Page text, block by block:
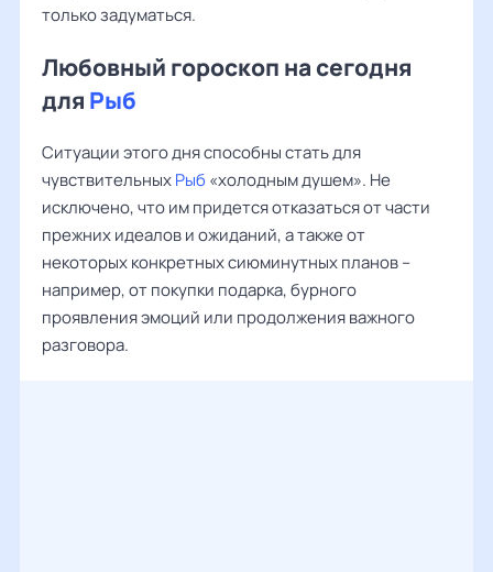
только задуматься.
Любовный гороскоп на сегодня
для Рыб
Ситуации этого дня способны стать для
чувствительныхРыб «холодным душем». Не
исключено, что им придется отказаться от части
прежних идеалов и ожиданий, а также от
некоторых конкретных сиюминутных планов –
например, от покупки подарка, бурного
проявления эмоций или продолжения важного
разговора.